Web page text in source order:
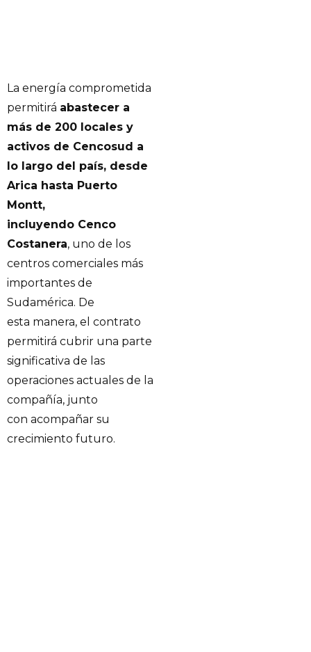
La energía comprometida
permitirá abastecer a
más de 200 locales y
activos de Cencosud a
lo largo del país, desde
Arica hasta Puerto
Montt,
incluyendo Cenco
Costanera, uno de los
centros comerciales más
importantes de
Sudamérica. De
esta manera, el contrato
permitirá cubrir una parte
significativa de las
operaciones actuales de la
compañía, junto
con acompañar su
crecimiento futuro.